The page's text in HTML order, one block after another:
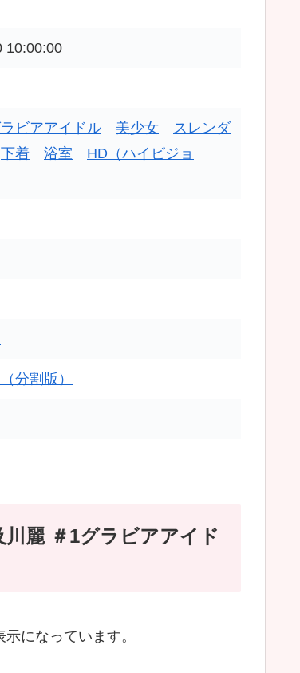
10:00:00
ビアアイドル 美少女
スレンダ
下着 浴室
HD（ハイビジョ
分割版）
麗 ＃1グラビアアイド
になっています。